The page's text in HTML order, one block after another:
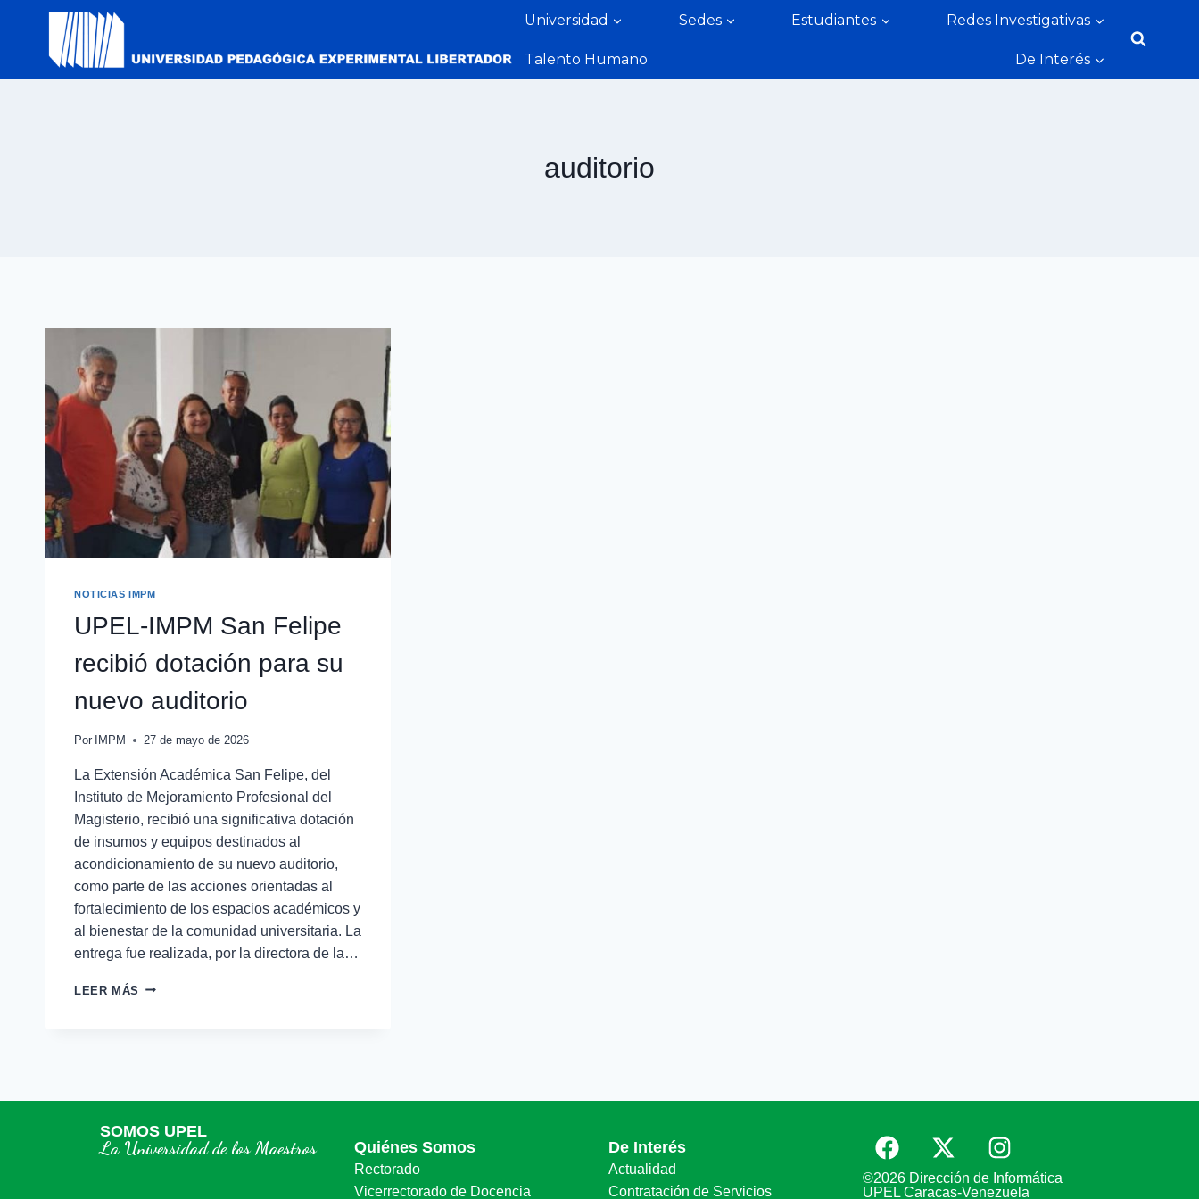
Universidad Sedes Estudiantes Redes Investigativas
Talento Humano De Interés
auditorio
NOTICIAS IMPM
UPEL-IMPM San Felipe
recibió dotación para su
nuevo auditorio
Por IMPM 27 de mayo de 2026
La Extensión Académica San Felipe, del
Instituto de Mejoramiento Profesional del
Magisterio, recibió una significativa dotación
de insumos y equipos destinados al
acondicionamiento de su nuevo auditorio,
como parte de las acciones orientadas al
fortalecimiento de los espacios académicos y
al bienestar de la comunidad universitaria. La
entrega fue realizada, por la directora de la…
LEER MÁS
SOMOS UPEL
La Universidad de los Maestros Quiénes Somos
Rectorado
Vicerrectorado de Docencia
De Interés
Actualidad
Contratación de Servicios
©2026 Dirección de Informática
UPEL Caracas-Venezuela